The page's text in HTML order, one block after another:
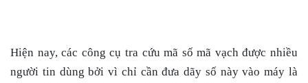
Hiện nay, các công cụ tra cứu mã số mã vạchđược nhiều
người tin dùng bởi vì chỉ cần đưa dãy số này vào máy là